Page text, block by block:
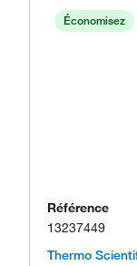
Économisez
Référence
13237449
Thermo